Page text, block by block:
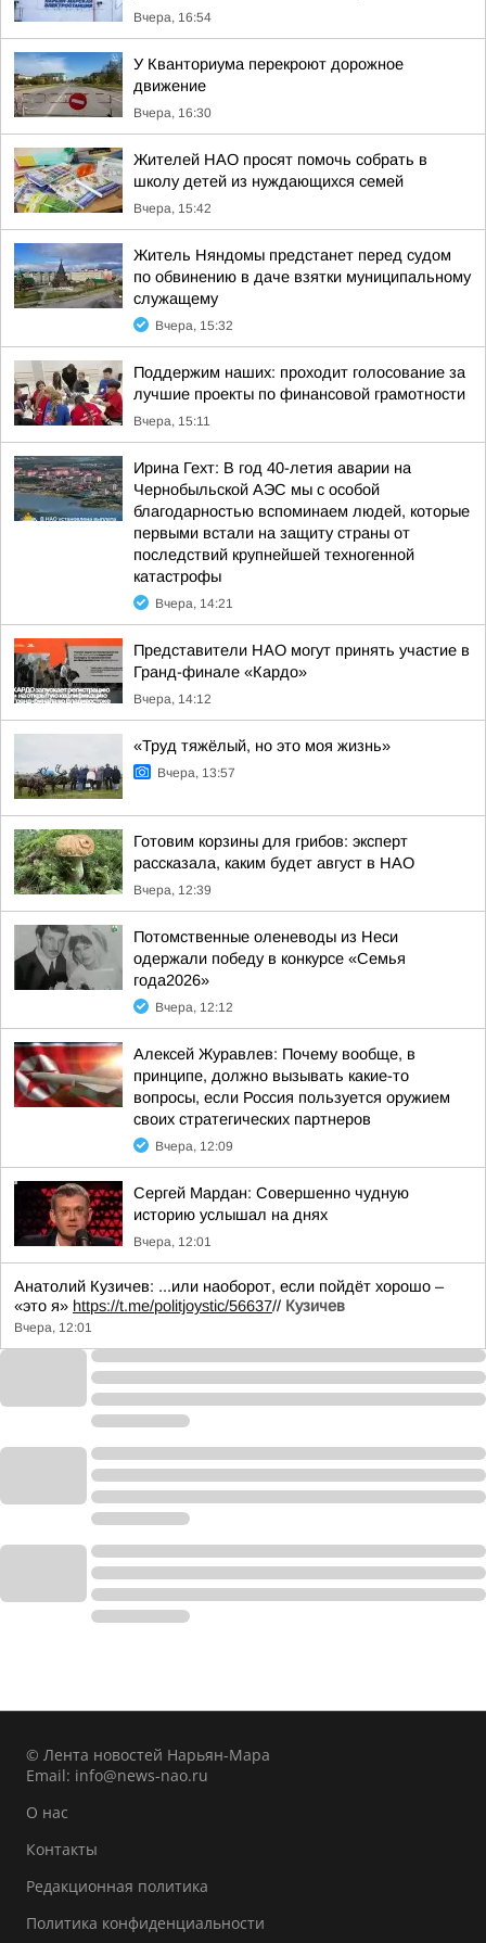
Вчера, 16:54
У Кванториума перекроют дорожное
движение
Вчера, 16:30
Жителей НАО просят помочь собрать в
школу детей из нуждающихся семей
Вчера, 15:42
Житель Няндомы предстанет перед судом
по обвинению в даче взятки муниципальному
служащему
Вчера, 15:32
Поддержим наших: проходит голосование за
лучшие проекты по финансовой грамотности
Вчера, 15:11
Ирина Гехт: В год 40-летия аварии на
Чернобыльской АЭС мы с особой
благодарностью вспоминаем людей, которые
первыми встали на защиту страны от
последствий крупнейшей техногенной
катастрофы
Вчера, 14:21
Представители НАО могут принять участие в
Гранд-финале «Кардо»
Вчера, 14:12
«Труд тяжёлый, но это моя жизнь»
Вчера, 13:57
Готовим корзины для грибов: эксперт
рассказала, каким будет август в НАО
Вчера, 12:39
Потомственные оленеводы из Неси
одержали победу в конкурсе «Семья
года2026»
Вчера, 12:12
Алексей Журавлев: Почему вообще, в
принципе, должно вызывать какие-то
вопросы, если Россия пользуется оружием
своих стратегических партнеров
Вчера, 12:09
Сергей Мардан: Совершенно чудную
историю услышал на днях
Вчера, 12:01
Анатолий Кузичев: ...или наоборот, если пойдёт хорошо –
«это я» https://t.me/politjoystic/56637// Кузичев
Вчера, 12:01
© Лента новостей Нарьян-Мара
Email: info@news-nao.ru
О нас
Контакты
Редакционная политика
Политика конфиденциальности